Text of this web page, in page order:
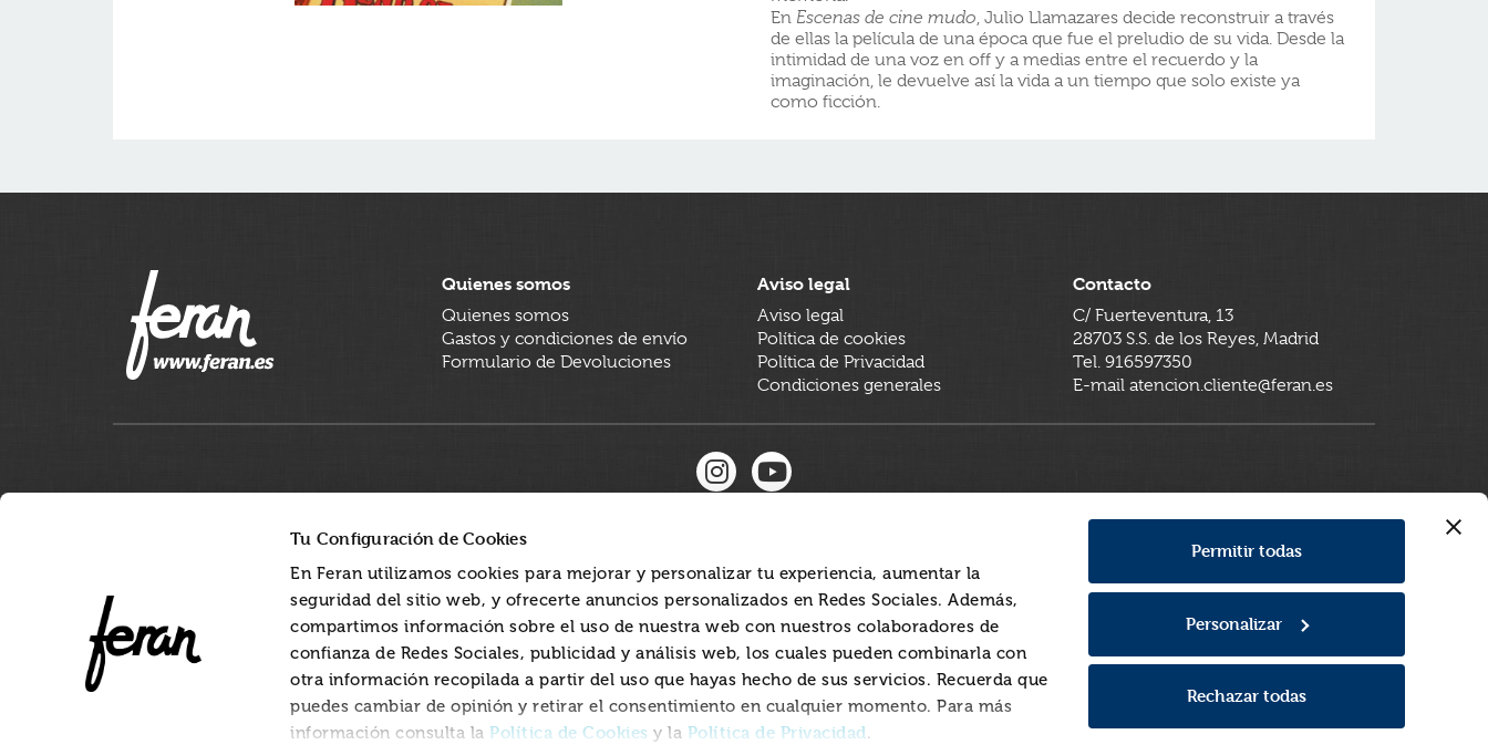
Tu Configuración de Cookies
En Feran utilizamos cookies para mejorar y personalizar tu experiencia, aumentar la
seguridad del sitio web, y ofrecerte anuncios personalizados en Redes Sociales. Además,
compartimos información sobre el uso de nuestra web con nuestros colaboradores de
confianza de Redes Sociales, publicidad y análisis web, los cuales pueden combinarla con
otra información recopilada a partir del uso que hayas hecho de sus servicios. Recuerda que
puedes cambiar de opinión y retirar el consentimiento en cualquier momento. Para más
información consulta laPolítica de Cookies y la Política de Privacidad.
Permitir todas
Personalizar
Rechazar todas
En Escenas de cine mudo, Julio Llamazares decide reconstruir a través
de ellas la película de una época que fue el preludio de su vida. Desde la
intimidad de una voz en off y a medias entre el recuerdo y la
imaginación, le devuelve así la vida a un tiempo que solo existe ya
como ficción.
Quienes somos
Quienes somos
Gastos y condiciones de envío
Formulario de Devoluciones
Aviso legal
Aviso legal
Política de cookies
Política de Privacidad
Condiciones generales
Contacto
C/ Fuerteventura, 13
28703 S.S. de los Reyes, Madrid
Tel. 916597350
E-mail atencion.cliente@feran.es